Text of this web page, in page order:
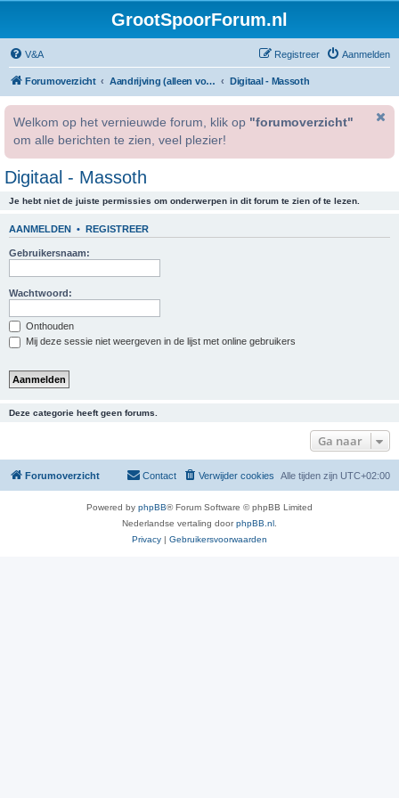
GrootSpoorForum.nl
V&A Aanmelden
Registreer
Forumoverzicht Aandrijving (alleen voor geregistreerde gebruikers). Digitaal - Massoth
Welkom op het vernieuwde forum, klik op "forumoverzicht"
om alle berichten te zien, veel plezier!
Digitaal - Massoth
Je hebt niet de juiste permissies om onderwerpen in dit forum te zien of te lezen.
AANMELDEN • REGISTREER
Gebruikersnaam:
Wachtwoord:
Onthouden
Mij deze sessie niet weergeven in de lijst met online gebruikers
Deze categorie heeft geen forums.
Ga naar
Forumoverzicht Alle tijden zijn UTC+02:00
Verwijder cookies
Contact
Powered by phpBB® Forum Software © phpBB Limited
Nederlandse vertaling doorphpBB.nl
Privacy | Gebruikersvoorwaarden